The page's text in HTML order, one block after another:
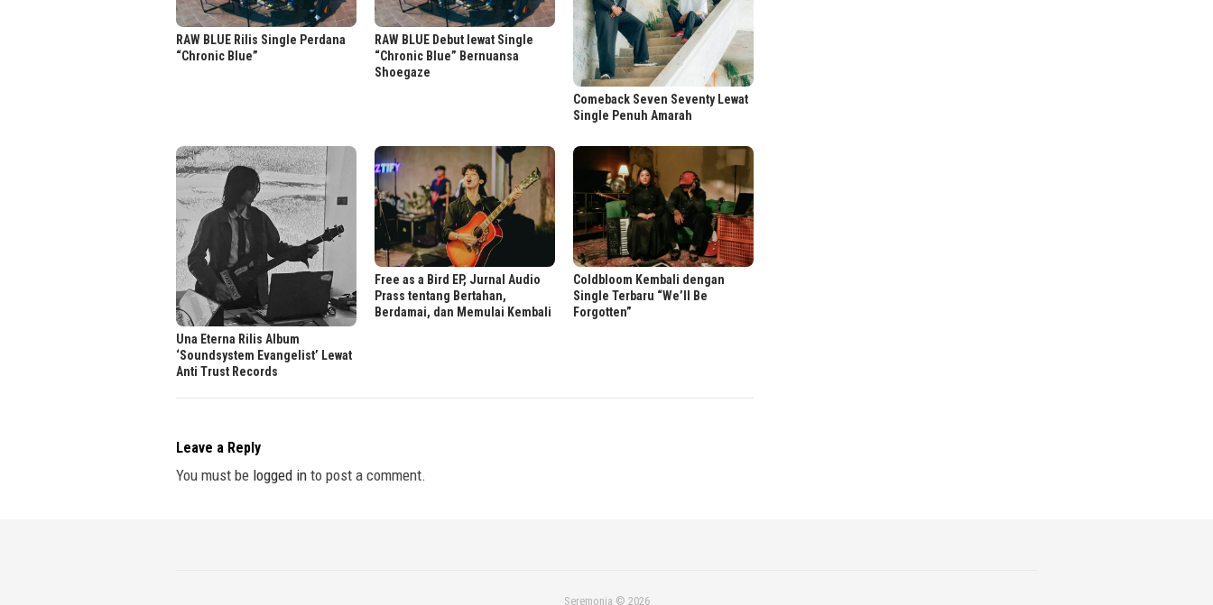
RAW BLUE Rilis Single Perdana
“Chronic Blue”
RAW BLUE Debut lewat Single
“Chronic Blue” Bernuansa
Shoegaze
Comeback Seven Seventy Lewat
Single Penuh Amarah
Una Eterna Rilis Album
‘Soundsystem Evangelist’ Lewat
Anti Trust Records
Free as a Bird EP, Jurnal Audio
Prass tentang Bertahan,
Berdamai, dan Memulai Kembali
Coldbloom Kembali dengan
Single Terbaru “We’ll Be
Forgotten”
Leave a Reply
You must be logged in to post a comment.
Seremonia © 2026